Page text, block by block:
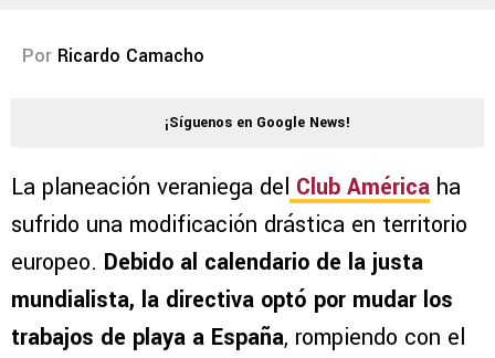
Por Ricardo Camacho
¡Síguenos en Google News!
La planeación veraniega del Club América ha
sufrido una modificación drástica en territorio
europeo. Debido al calendario de la justa
mundialista, la directiva optó por mudar los
trabajos de playa a España, rompiendo con el